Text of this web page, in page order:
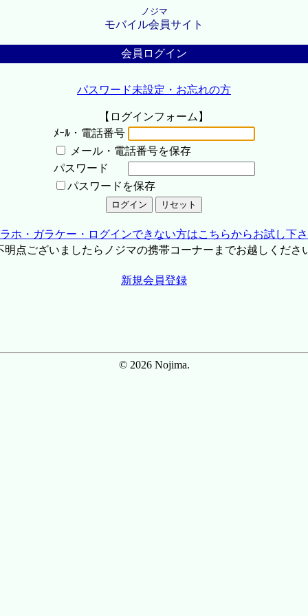
ノジマ
モバイル会員サイト
会員ログイン
パスワード未設定・お忘れの方
【ログインフォーム】
ﾒｰﾙ・電話番号
メール・電話番号を保存
パスワード
パスワードを保存
ホ・ガラケー・ログインできない方はこちらからお試し下
点ございましたらノジマの携帯コーナーまでお越しくださ
新規会員登録
© 2026 Nojima.